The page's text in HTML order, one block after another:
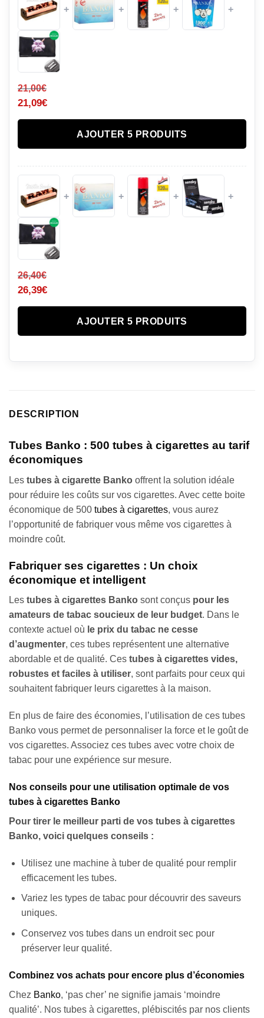
+ + + +
21,00€
21,09€
AJOUTER 5 PRODUITS
+ + + +
26,40€
26,39€
AJOUTER 5 PRODUITS
DESCRIPTION
Tubes Banko : 500 tubes à cigarettes au tarif
économiques
Les tubes à cigarette Banko offrent la solution idéale
pour réduire les coûts sur vos cigarettes. Avec cette boite
économique de 500 tubes à cigarettes, vous aurez
l’opportunité de fabriquer vous même vos cigarettes à
moindre coût.
Fabriquer ses cigarettes : Un choix
économique et intelligent
Les tubes à cigarettes Banko sont conçus pour les
amateurs de tabac soucieux de leur budget. Dans le
contexte actuel où le prix du tabac ne cesse
d’augmenter, ces tubes représentent une alternative
abordable et de qualité. Ces tubes à cigarettes vides,
robustes et faciles à utiliser, sont parfaits pour ceux qui
souhaitent fabriquer leurs cigarettes à la maison.
En plus de faire des économies, l’utilisation de ces tubes
Banko vous permet de personnaliser la force et le goût de
vos cigarettes. Associez ces tubes avec votre choix de
tabac pour une expérience sur mesure.
Nos conseils pour une utilisation optimale de vos
tubes à cigarettes Banko
Pour tirer le meilleur parti de vos tubes à cigarettes
Banko, voici quelques conseils :
Utilisez une machine à tuber de qualité pour remplir
efficacement les tubes.
Variez les types de tabac pour découvrir des saveurs
uniques.
Conservez vos tubes dans un endroit sec pour
préserver leur qualité.
Combinez vos achats pour encore plus d’économies
Chez Banko, ‘pas cher’ ne signifie jamais ‘moindre
qualité’. Nos tubes à cigarettes, plébiscités par nos clients